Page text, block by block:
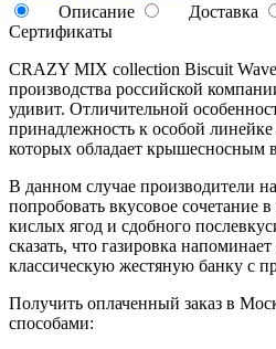
Описание
Доставка
Сертификаты
CRAZY MIX collection Biscuit
производства российской
удивит. Отличительной
принадлежность к особой линейке
которых обладает крышесносным
В данном случае производители
попробовать вкусовое сочетание
кислых ягод и сдобного
сказать, что газировка
классическую жестяную банку с
Получить оплаченный заказ в
способами: